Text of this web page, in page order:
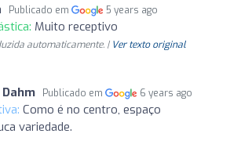
Publicado em 5 years ago
Muito receptivo
automaticamente. | Ver texto original
Publicado em 6 years ago
Como é no centro, espaço
variedade.